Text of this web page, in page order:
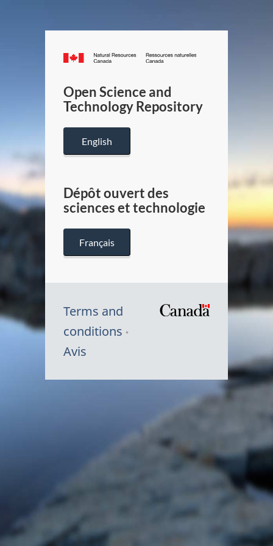
Canada.ca
/
Canada
Open Science and
Technology Repository
English
Dépôt ouvert des
sciences et technologie
Français
Terms and
conditions
Avis
du